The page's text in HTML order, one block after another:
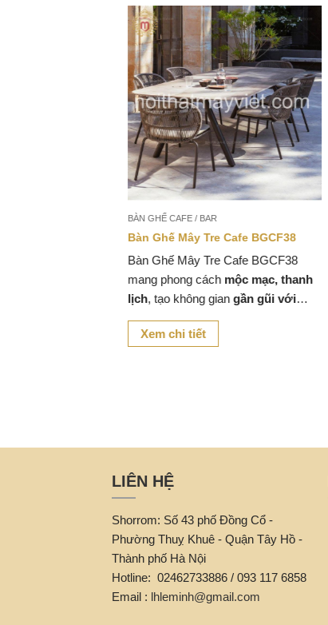
BÀN GHẾ CAFE / BAR
Bàn Ghế Mây Tre Cafe BGCF38
Bàn Ghế Mây Tre Cafe BGCF38
mang phong cáchmộc mạc, thanh
lịch, tạo không giangần gũi với
thiên nhiêncho quán cafe, nhà hàng
hay khu vực thư giãn tại nhà.
Xem chi tiết
LIÊN HỆ
Shorrom: Số 43 phố Đồng Cổ -
Phường Thuỵ Khuê - Quận Tây Hồ -
Thành phố Hà Nội
Hotline: 02462733886 / 093 117 6858
Email : lhleminh@gmail.com